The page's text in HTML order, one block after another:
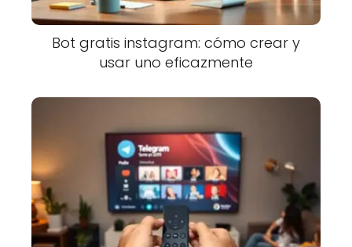
Bot gratis instagram: cómo crear y
usar uno eficazmente